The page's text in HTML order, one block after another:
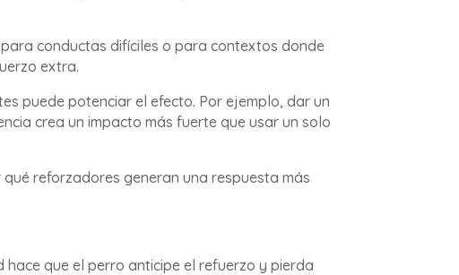
conductas difíciles o para contextos donde
extra.
puede potenciar el efecto. Por ejemplo, dar un
crea un impacto más fuerte que usar un solo
reforzadores generan una respuesta más
que el perro anticipe el refuerzo y pierda